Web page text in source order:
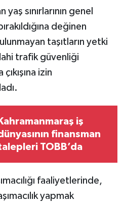
sınırlarının genel
değinen
taşıtların yetki
trafik güvenliği
izin
Kahramanmaraş iş
finansman
TOBB’da
faaliyetlerinde,
yapmak